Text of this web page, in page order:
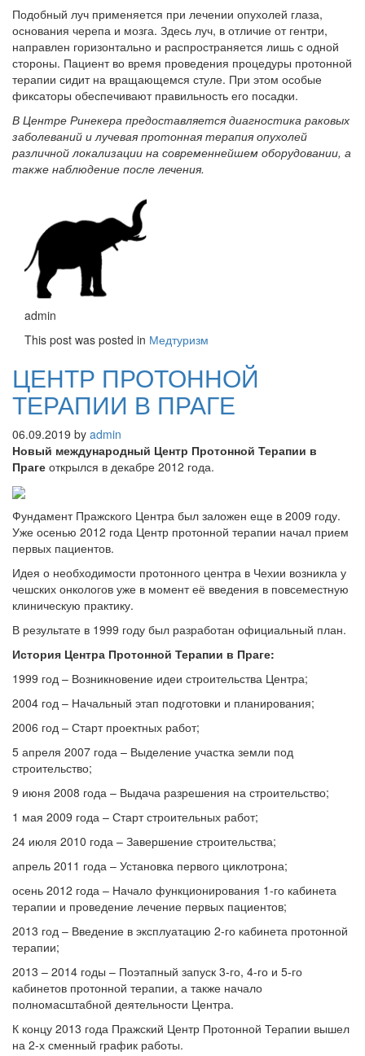
Подобный луч применяется при лечении опухолей глаза,
основания черепа и мозга. Здесь луч, в отличие от гентри,
направлен горизонтально и распространяется лишь с одной
стороны. Пациент во время проведения процедуры протонной
терапии сидит на вращающемся стуле. При этом особые
фиксаторы обеспечивают правильность его посадки.
В Центре Ринекера предоставляется диагностика раковых
заболеваний и лучевая протонная терапия опухолей
различной локализации на современнейшем оборудовании, а
также наблюдение после лечения.
admin
This post was posted in Медтуризм
ЦЕНТР ПРОТОННОЙ
ТЕРАПИИ В ПРАГЕ
06.09.2019 by admin
Новый международный Центр Протонной Терапии в
Праге открылся в декабре 2012 года.
Фундамент Пражского Центра был заложен еще в 2009 году.
Уже осенью 2012 года Центр протонной терапии начал прием
первых пациентов.
Идея о необходимости протонного центра в Чехии возникла у
чешских онкологов уже в момент её введения в повсеместную
клиническую практику.
В результате в 1999 году был разработан официальный план.
История Центра Протонной Терапии в Праге:
1999 год – Возникновение идеи строительства Центра;
2004 год – Начальный этап подготовки и планирования;
2006 год – Старт проектных работ;
5 апреля 2007 года – Выделение участка земли под
строительство;
9 июня 2008 года – Выдача разрешения на строительство;
1 мая 2009 года – Старт строительных работ;
24 июля 2010 года – Завершение строительства;
апрель 2011 года – Установка первого циклотрона;
осень 2012 года – Начало функционирования 1-го кабинета
терапии и проведение лечение первых пациентов;
2013 год – Введение в эксплуатацию 2-го кабинета протонной
терапии;
2013 – 2014 годы – Поэтапный запуск 3-го, 4-го и 5-го
кабинетов протонной терапии, а также начало
полномасштабной деятельности Центра.
К концу 2013 года Пражский Центр Протонной Терапии вышел
на 2-х сменный график работы.